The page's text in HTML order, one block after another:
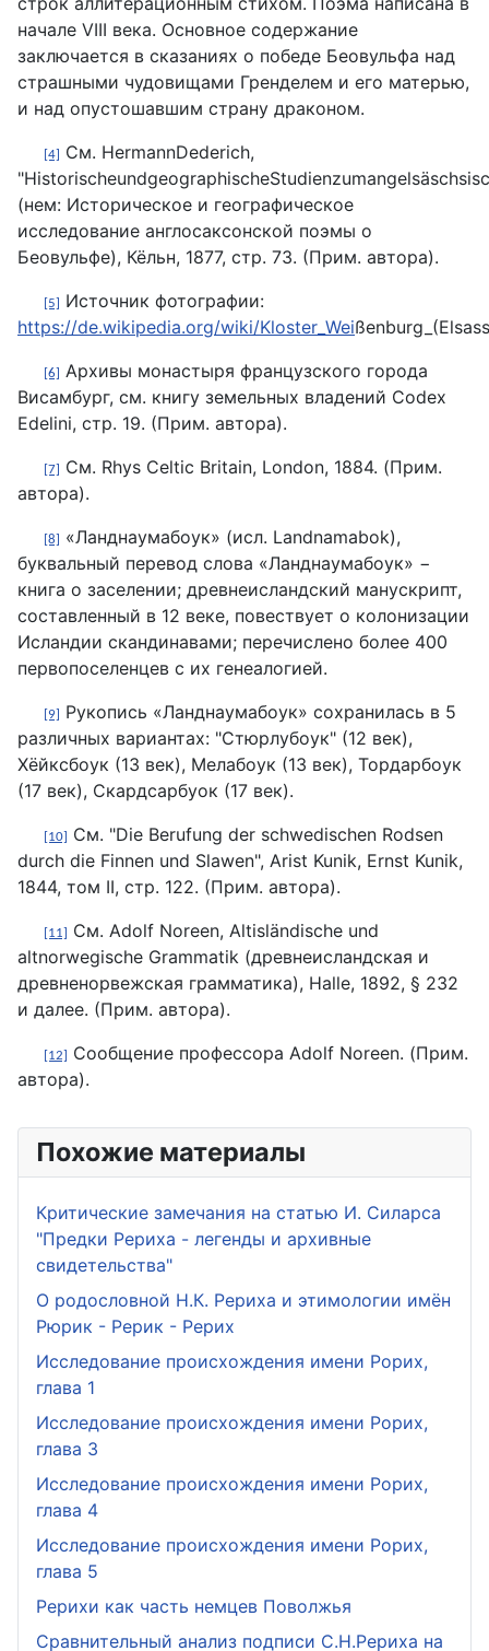
начале VIII века. Основное содержание
заключается в сказаниях о победе Беовульфа над
страшными чудовищами Гренделем и его матерью,
и над опустошавшим страну драконом.
[4]
См. HermannDederich,
(нем: Историческое и географическое
исследование англосаксонской поэмы о
Беовульфе), Кёльн, 1877, стр. 73. (Прим. автора).
[5]
Источник фотографии:
https://de.wikipedia.org/wiki/Kloster_Wei
[6]
Архивы монастыря французского города
Висамбург, см. книгу земельных владений Codex
Edelini, стр. 19. (Прим. автора).
[7]
См. Rhys Celtic Britain, London, 1884. (Прим.
автора).
[8]
«Ланднаумабоук» (исл. Landnamabok),
буквальный перевод слова «Ланднаумабоук» −
книга о заселении; древнеисландский манускрипт,
составленный в 12 веке, повествует о колонизации
Исландии скандинавами; перечислено более 400
первопоселенцев с их генеалогией.
[9]
Рукопись «Ланднаумабоук» сохранилась в 5
различных вариантах: "Стюрлубоук" (12 век),
Хёйксбоук (13 век), Мелабоук (13 век), Тордарбоук
(17 век), Скардсарбуок (17 век).
[10]
См. "Die Berufung der schwedischen Rodsen
durch die Finnen und Slawen", Arist Kunik, Ernst Kunik,
1844, том II, стр. 122. (Прим. автора).
[11]
См. Adolf Noreen, Altisländische und
altnorwegische Grammatik (древнеисландская и
древненорвежская грамматика), Halle, 1892, § 232
и далее. (Прим. автора).
[12]
Сообщение профессора Adolf Noreen. (Прим.
автора).
Похожие материалы
Критические замечания на статью И. Силарса
"Предки Рериха - легенды и архивные
свидетельства"
О родословной Н.К. Рериха и этимологии имён
Рюрик - Рерик - Рерих
Исследование происхождения имени Рорих,
глава 1
Исследование происхождения имени Рорих,
глава 3
Исследование происхождения имени Рорих,
глава 4
Исследование происхождения имени Рорих,
глава 5
Рерихи как часть немцев Поволжья
Сравнительный анализ подписи С.Н.Рериха на